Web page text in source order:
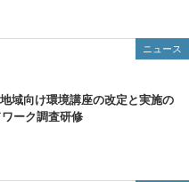
ニュース
域向け環境講座の改定と実施の
ーク調査研修